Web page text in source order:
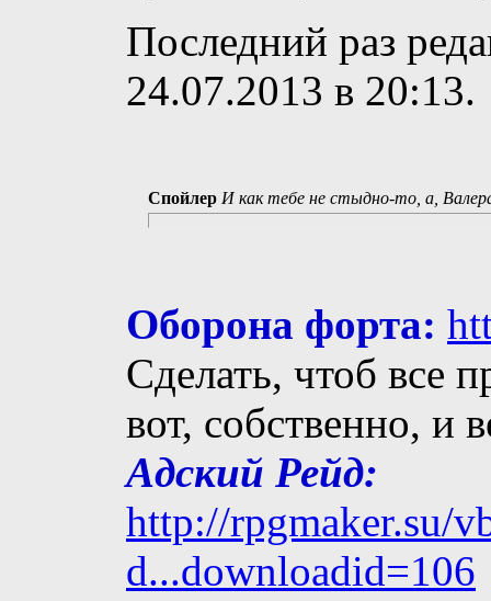
Последний раз
24.07.2013 в 20:13.
Спойлер И как тебе не стыдно-то, а,
Оборона форта:
Сделать, чтоб все
вот, собственно, и
Адский Рейд:
http://rpgmaker.su/
d...downloadid=106